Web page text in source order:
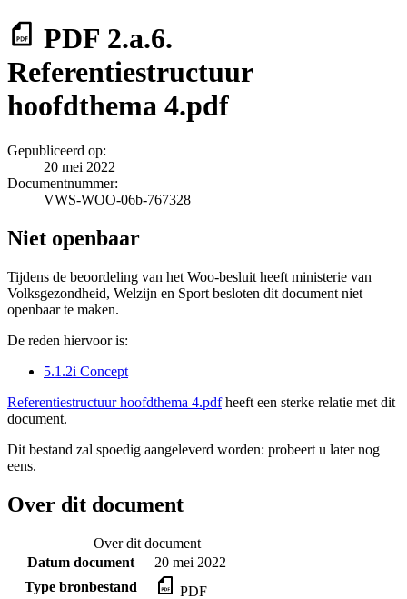
PDF 2.a.6.
Referentiestructuur
hoofdthema 4.pdf
Gepubliceerd op:
20 mei 2022
Documentnummer:
VWS-WOO-06b-767328
Niet openbaar
Tijdens de beoordeling van het Woo-besluit heeft ministerie van
Volksgezondheid, Welzijn en Sport besloten dit document niet
openbaar te maken.
De reden hiervoor is:
5.1.2i Concept
Referentiestructuur hoofdthema 4.pdfheeft een sterke relatie met dit
document.
Dit bestand zal spoedig aangeleverd worden: probeert u later nog
eens.
Over dit document
Over dit document
Datum document
20 mei 2022
Type bronbestand
PDF